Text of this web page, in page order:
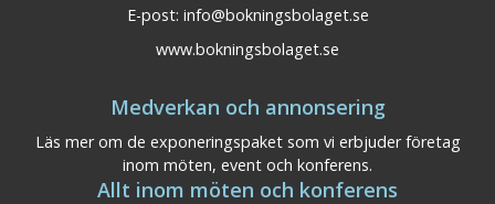
E-post: info@bokningsbolaget.se
www.bokningsbolaget.se
Medverkan och annonsering
Läs mer om de exponeringspaket som vi erbjuder företag
inom möten, event och konferens.
Allt inom möten och konferens